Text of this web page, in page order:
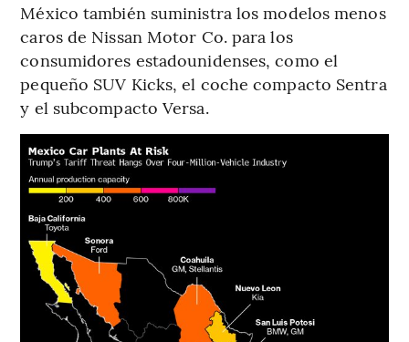
México también suministra los modelos menos
caros de Nissan Motor Co. para los
consumidores estadounidenses, como el
pequeño SUV Kicks, el coche compacto Sentra
y el subcompacto Versa.